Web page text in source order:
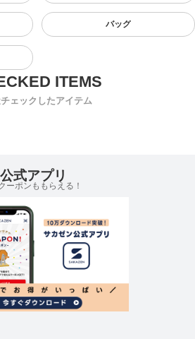
バッグ
ェックしたアイテム
式アプリ
ーポンももらえる！